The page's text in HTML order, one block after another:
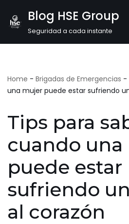
Saltar
Blog HSE Group
Seguridad a cada instante
Home - Brigadas de Emergencias -
una mujer puede estar sufriendo
Tips para
cuando
puede estar
sufriendo
al corazón